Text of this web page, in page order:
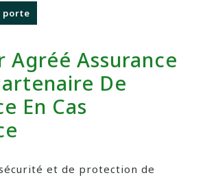
porte
Agréé Assurance
De
En Cas
et de protection de